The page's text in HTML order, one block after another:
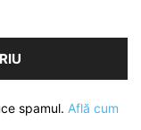
spamul. Află cum